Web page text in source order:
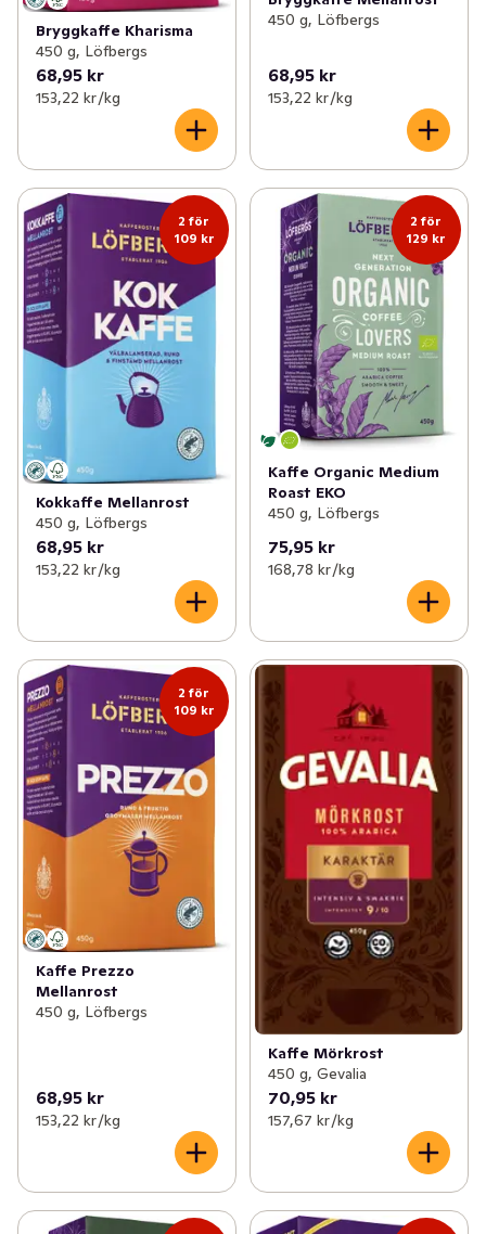
Bryggkaffe Kharisma
450 g, Löfbergs
68,95 kr
153,22 kr /kg
450 g, Löfbergs
68,95 kr
153,22 kr /kg
2 för
109 kr
Kokkaffe Mellanrost
450 g, Löfbergs
68,95 kr
153,22 kr /kg
2 för
129 kr
Kaffe Organic Medium
Roast EKO
450 g, Löfbergs
75,95 kr
168,78 kr /kg
2 för
109 kr
Kaffe Prezzo
Mellanrost
450 g, Löfbergs
68,95 kr
153,22 kr /kg
Kaffe Mörkrost
450 g, Gevalia
70,95 kr
157,67 kr /kg